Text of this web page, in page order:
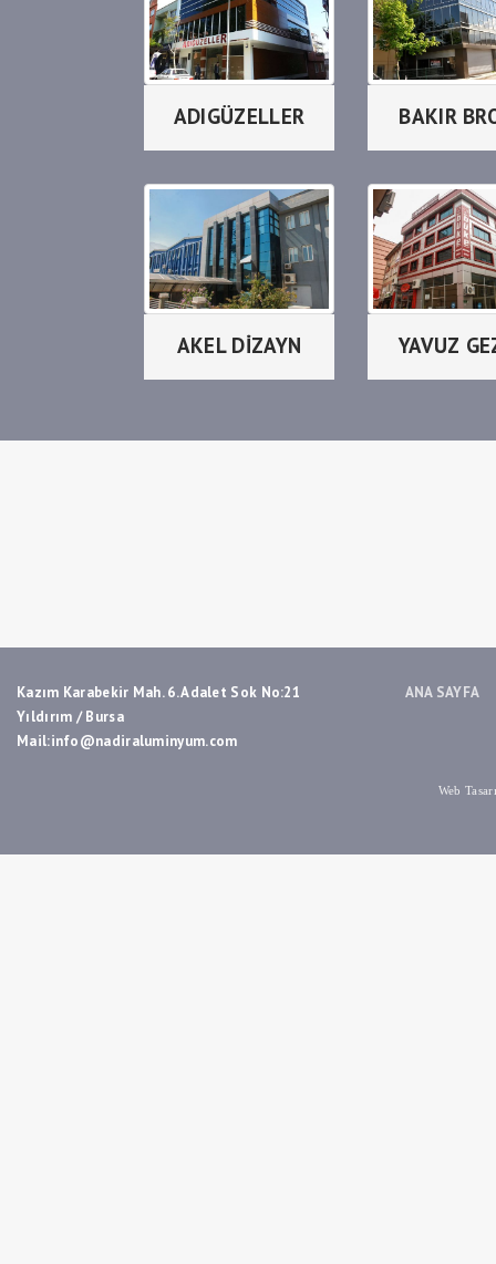
ADIGÜZELLER BAKIR
AKEL DİZAYN YAVUZ
Kazım Karabekir Mah. 6. Adalet Sok No:21
Yıldırım / Bursa
Mail:info@nadiraluminyum.com
ANA SAYFA
Web